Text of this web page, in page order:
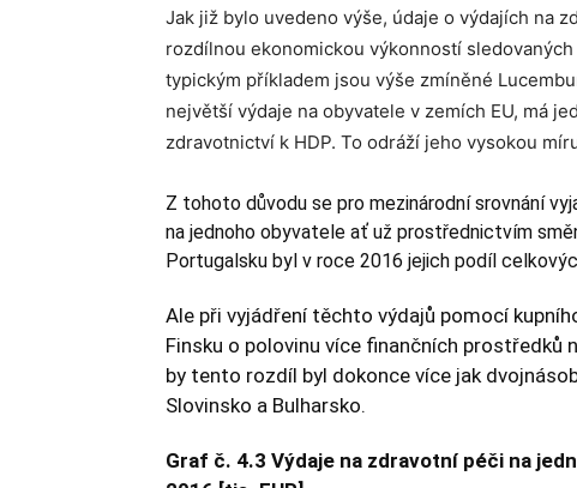
Jak již bylo uvedeno výše, údaje o výdajích na
rozdílnou ekonomickou výkonností
typickým příkladem jsou výše zmíněné
největší výdaje na obyvatele v zemích EU, má
zdravotnictví k HDP. To odráží jeho vysokou
Z tohoto důvodu se pro mezinárodní srovnání
na jednoho obyvatele ať už prostřednictvím
Portugalsku byl v roce 2016 jejich podíl
Ale při vyjádření těchto výdajů pomocí
Finsku o polovinu více finančních prostředků
by tento rozdíl byl dokonce více jak
Slovinsko a Bulharsko.
Graf č. 4.3 Výdaje na zdravotní péči na